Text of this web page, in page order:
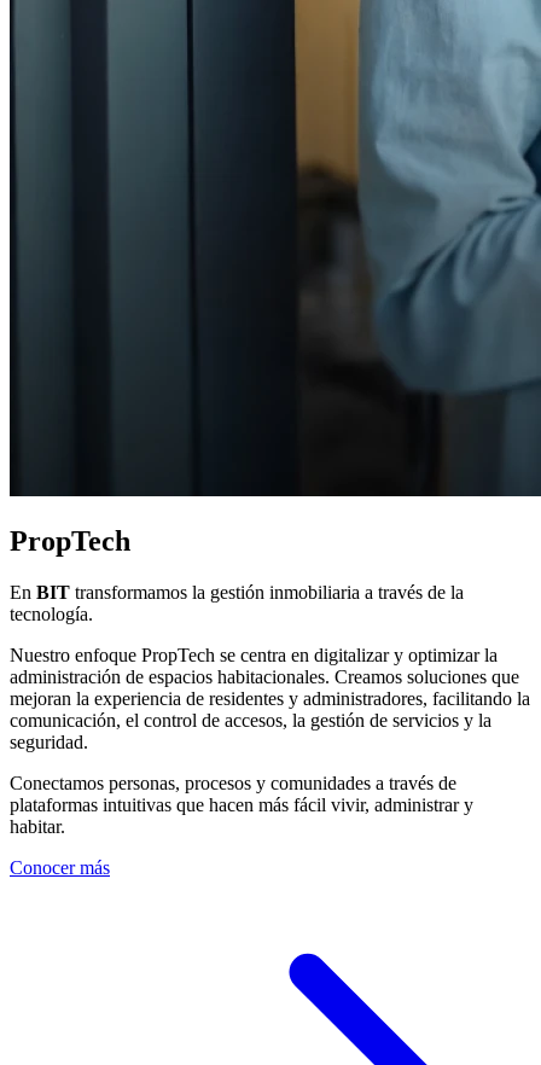
PropTech
En BIT transformamos la gestión inmobiliaria a través de la
tecnología.
Nuestro enfoque PropTech se centra en digitalizar y optimizar la
administración de espacios habitacionales. Creamos soluciones que
mejoran la experiencia de residentes y administradores, facilitando la
comunicación, el control de accesos, la gestión de servicios y la
seguridad.
Conectamos personas, procesos y comunidades a través de
plataformas intuitivas que hacen más fácil vivir, administrar y
habitar.
Conocer más